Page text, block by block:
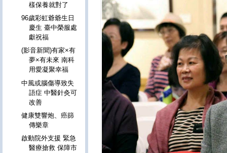
樣保養就對了
96歲彩虹爺爺生日
慶生 臺中榮服處
獻祝福
(影音新聞)有家×有
夢×有未來 南科
用愛凝聚幸福
中風或腦傷導致失
語症 中醫針灸可
改善
健康雙響炮、癌篩
傳樂章
啟動院外支援 緊急
醫療搶救 保障市